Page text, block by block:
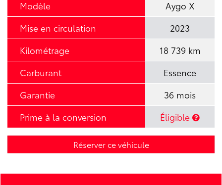
Modèle
Aygo X
Mise en circulation
2023
Kilométrage
18 739 km
Carburant
Essence
Garantie
36 mois
Prime à la conversion
Éligible
Réserver ce véhicule